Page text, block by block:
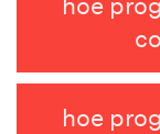
hoe